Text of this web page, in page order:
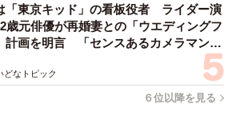
「東京キッド」の看板役者 ライダー演
歳元俳優が再婚妻との「ウエディングフ
計画を明言 「センスあるカメラマン求
どなトピック
６位以降を見る